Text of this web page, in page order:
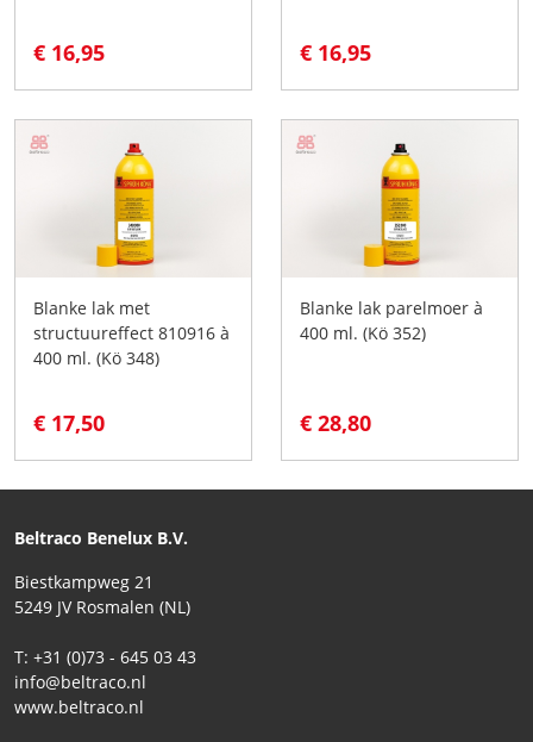
€ 16,95 € 16,95
Blanke lak met
structuureffect 810916 à
400 ml. (Kö 348)
€ 17,50
Blanke lak parelmoer à
400 ml. (Kö 352)
€ 28,80
Beltraco Benelux B.V.
Biestkampweg 21
5249 JV Rosmalen (NL)
T: +31 (0)73 - 645 03 43
info@beltraco.nl
www.beltraco.nl